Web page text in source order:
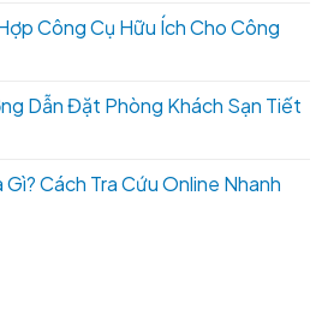
Công Cụ Hữu Ích Cho Công
Dẫn Đặt Phòng Khách Sạn Tiết
Cách Tra Cứu Online Nhanh